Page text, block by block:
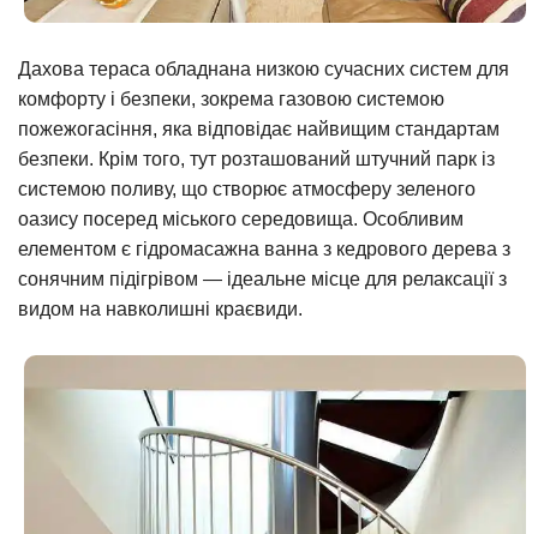
Дахова тераса обладнана низкою сучасних систем для
комфорту і безпеки, зокрема газовою системою
пожежогасіння, яка відповідає найвищим стандартам
безпеки. Крім того, тут розташований штучний парк із
системою поливу, що створює атмосферу зеленого
оазису посеред міського середовища. Особливим
елементом є гідромасажна ванна з кедрового дерева з
сонячним підігрівом — ідеальне місце для релаксації з
видом на навколишні краєвиди.